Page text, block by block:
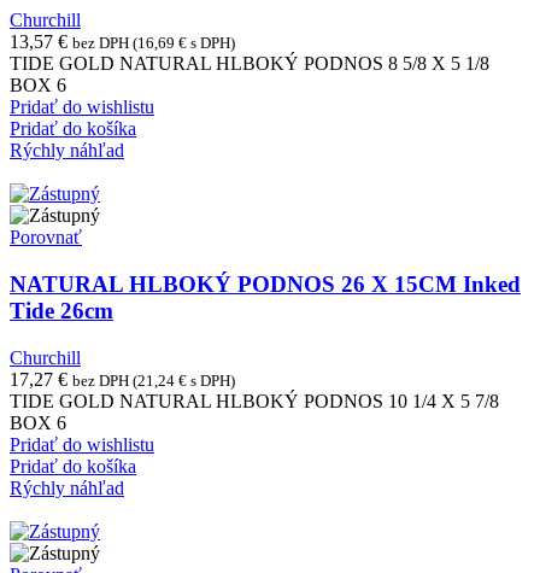
Churchill
13,57 € bez DPH (16,69 € s DPH)
TIDE GOLD NATURAL HLBOKÝ PODNOS 8 5/8 X 5 1/8
BOX 6
Pridať do wishlistu
Pridať do košíka
Rýchly náhľad
Porovnať
NATURAL HLBOKÝ PODNOS 26 X 15CM Inked
Tide 26cm
Churchill
17,27 € bez DPH (21,24 € s DPH)
TIDE GOLD NATURAL HLBOKÝ PODNOS 10 1/4 X 5 7/8
BOX 6
Pridať do wishlistu
Pridať do košíka
Rýchly náhľad